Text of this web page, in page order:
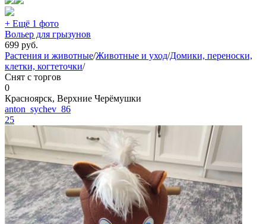
+ Ещё 1 фото
Вольер для грызунов
699 руб.
Растения и животные/Животные и уход/Домики, переноски,
клетки, когтеточки/
Снят с торгов
0
Красноярск, Верхние Черёмушки
anton_sychev_86
25